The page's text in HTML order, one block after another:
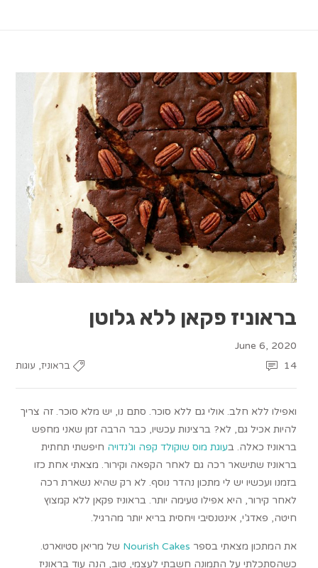
בראוניז פקאן ללא גלוטן
June 6, 2020
בראוניז, עוגות 14
ואפילו ללא חלב. אולי גם ללא סוכר. סתם נו, יש מלא סוכר. זה צריך
להיות אכיל גם, לא? ברצינות עכשיו, כבר הרבה זמן שאני מחפש
בראוניז כאלה. בעוגת מוס שוקולד קפה וג’נדויה חיפשתי תחתית
בראוניז שתישאר רכה גם לאחר הקפאה וקירור. מצאתי אחת כזו
בזמנו ועכשיו יש לי מתכון נהדר נוסף. לא רק שהיא נשארת רכה
לאחר קירור, היא אפילו טעימה יותר. בראוניז פקאן ללא קמצוץ
חיטה, פאדג’י, אינטנסיבי ויחסית בריא יותר מהרגיל.
את המתכון מצאתי בספר Nourish Cakes של מריאן סטיוארט.
כשהסתכלתי על התמונה חשבתי לעצמי, טוב, הנה עוד בראוניז